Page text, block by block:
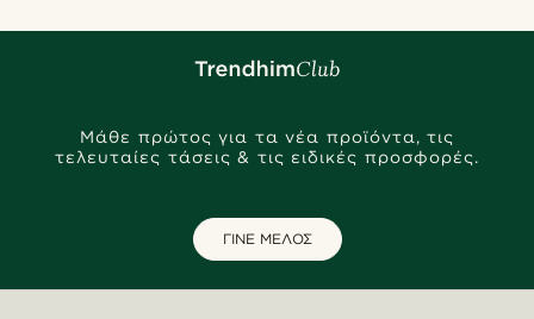
Μάθε πρώτος για τα νέα προϊόντα, τις
τελευταίες τάσεις & τις ειδικές προσφορές.
ΓΙΝΕ ΜΕΛΟΣ